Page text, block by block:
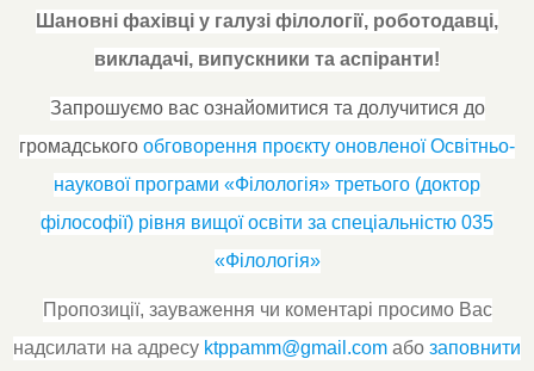
Шановні фахівці у галузі філології, роботодавці,
викладачі, випускники та аспіранти!
Запрошуємо вас ознайомитися та долучитися до
громадського обговорення проєкту оновленої Освітньо-
наукової програми «Філологія» третього (доктор
філософії) рівня вищої освіти за спеціальністю 035
«Філологія»
Пропозиції, зауваження чи коментарі просимо Вас
надсилати на адресу ktppamm@gmail.com або заповнити